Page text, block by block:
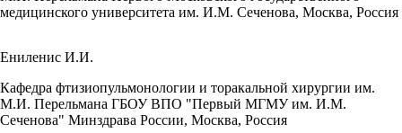
медицинского университета им. И.М. Сеченова, Москва, Россия
Ениленис И.И.
Кафедра фтизиопульмонологии и торакальной хирургии им.
М.И. Перельмана ГБОУ ВПО "Первый МГМУ им. И.М.
Сеченова" Минздрава России, Москва, Россия